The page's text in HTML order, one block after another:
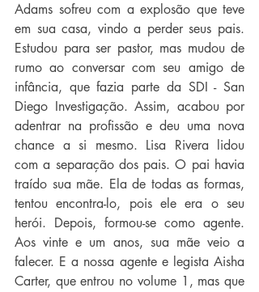
Adams sofreu com a explosão que teve
em sua casa, vindo a perder seus pais.
Estudou para ser pastor, mas mudou de
rumo ao conversar com seu amigo de
infância, que fazia parte da SDI - San
Diego Investigação. Assim, acabou por
adentrar na profissão e deu uma nova
chance a si mesmo. Lisa Rivera lidou
com a separação dos pais. O pai havia
traído sua mãe. Ela de todas as formas,
tentou encontra-lo, pois ele era o seu
herói. Depois, formou-se como agente.
Aos vinte e um anos, sua mãe veio a
falecer. E a nossa agente e legista Aisha
Carter, que entrou no volume 1, mas que